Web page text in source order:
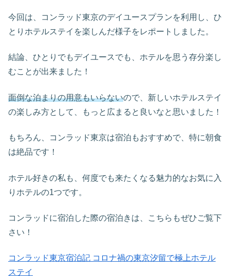
今回は、コンラッド東京のデイユースプランを利用し、ひ
とりホテルステイを楽しんだ様子をレポートしました。
結論、ひとりでもデイユースでも、ホテルを思う存分楽し
むことが出来ました！
面倒な泊まりの用意もいらないので、新しいホテルステイ
の楽しみ方として、もっと広まると良いなと思いました！
もちろん、コンラッド東京は宿泊もおすすめで、特に朝食
は絶品です！
ホテル好きの私も、何度でも来たくなる魅力的なお気に入
りホテルの1つです。
コンラッドに宿泊した際の宿泊きは、こちらもぜひご覧下
さい！
コンラッド東京宿泊記 コロナ禍の東京汐留で極上ホテル
ステイ